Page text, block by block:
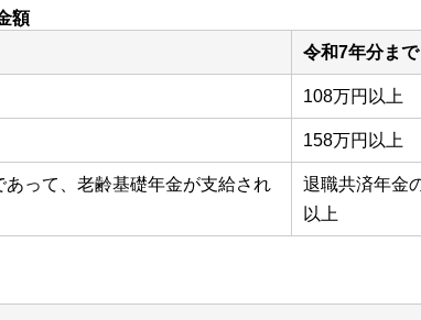
額
令和7年分まで
108万円以上
158万円以上
って、老齢基礎年金が支給され
退職共済年金
以上